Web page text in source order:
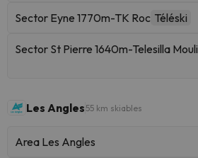
Sector Eyne 1770m-TK Roc Téléski
Sector St Pierre 1640m-Telesilla Mouli
Les Angles 55 km skiables
Area Les Angles